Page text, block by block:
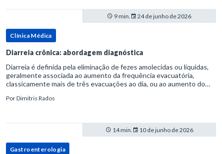
9 min. 24 de junho de 2026
Clínica Médica
Diarreia crônica: abordagem diagnóstica
Diarreia é definida pela eliminação de fezes amolecidas ou líquidas,
geralmente associada ao aumento da frequência evacuatória,
classicamente mais de três evacuações ao dia, ou ao aumento do
PorDimitris Rados
14 min. 10 de junho de 2026
Gastroenterologia